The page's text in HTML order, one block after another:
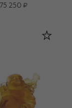
75 250 ₽